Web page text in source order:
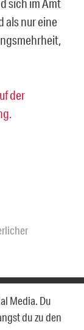
sich im Amt
als nur eine
der
Media. Du
du zu den